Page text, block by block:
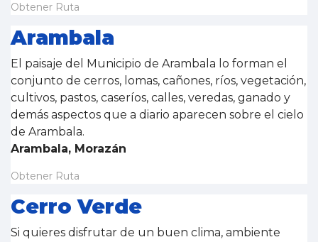
Obtener Ruta
Arambala
El paisaje del Municipio de Arambala lo forman el
conjunto de cerros, lomas, cañones, ríos, vegetación,
cultivos, pastos, caseríos, calles, veredas, ganado y
demás aspectos que a diario aparecen sobre el cielo
de Arambala.
Arambala, Morazán
Obtener Ruta
Cerro Verde
Si quieres disfrutar de un buen clima, ambiente